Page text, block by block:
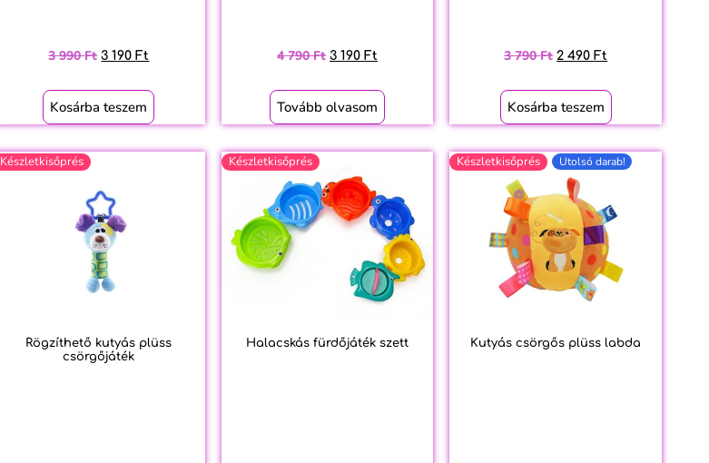
3 990Ft 3 190 Ft
Kosárba teszem
4 790Ft 3 190 Ft
Tovább olvasom
3 790Ft 2 490 Ft
Kosárba teszem
Készletkisőprés
Rögzíthető kutyás plüss
csörgőjáték
Készletkisőprés
Halacskás fürdőjáték szett
Készletkisőprés Utolsó darab!
Kutyás csörgős plüss labda